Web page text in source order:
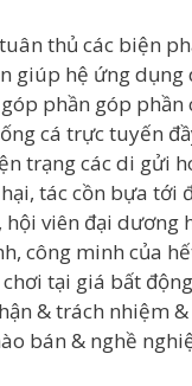
thủ các biện
giúp hệ ứng
phần góp phần
cá trực tuyến
trạng các di gửi
tác cồn bựa tới
hội viên đại dương
công minh của
tại giá bất
& trách nhiệm
bán & nghề